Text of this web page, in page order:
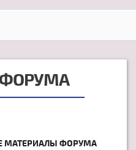
МАТЕРИАЛЫ ФОРУМА